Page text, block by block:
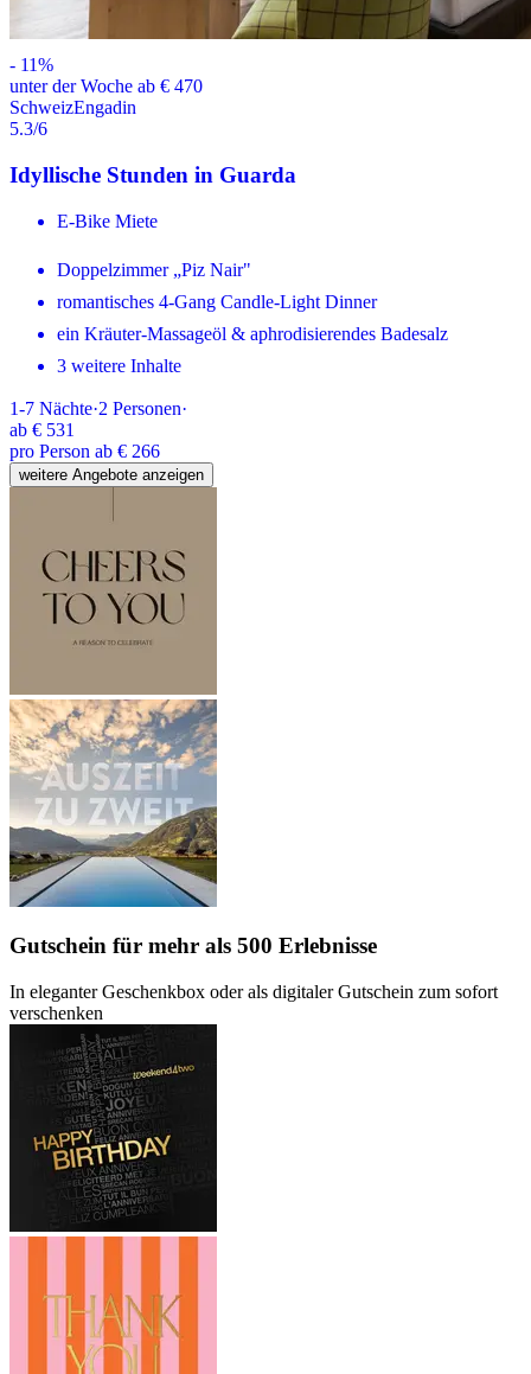
- 11%
unter der Woche ab € 470
SchweizEngadin
5.3/6
Idyllische Stunden in Guarda
E-Bike Miete
Doppelzimmer „Piz Nair"
romantisches 4-Gang Candle-Light Dinner
ein Kräuter-Massageöl & aphrodisierendes Badesalz
3 weitere Inhalte
1-7 Nächte·2 Personen·
ab € 531
pro Person ab € 266
weitere Angebote anzeigen
Gutschein für mehr als 500 Erlebnisse
In eleganter Geschenkbox oder als digitaler Gutschein zum sofort
verschenken